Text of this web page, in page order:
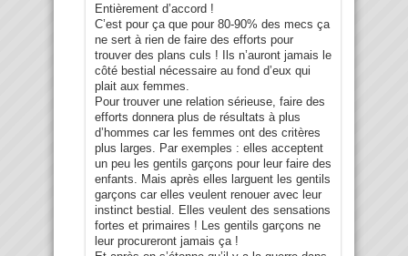
Entièrement d’accord !
C’est pour ça que pour 80-90% des mecs ça
ne sert à rien de faire des efforts pour
trouver des plans culs ! Ils n’auront jamais le
côté bestial nécessaire au fond d’eux qui
plait aux femmes.
Pour trouver une relation sérieuse, faire des
efforts donnera plus de résultats à plus
d’hommes car les femmes ont des critères
plus larges. Par exemples : elles acceptent
un peu les gentils garçons pour leur faire des
enfants. Mais après elles larguent les gentils
garçons car elles veulent renouer avec leur
instinct bestial. Elles veulent des sensations
fortes et primaires ! Les gentils garçons ne
leur procureront jamais ça !